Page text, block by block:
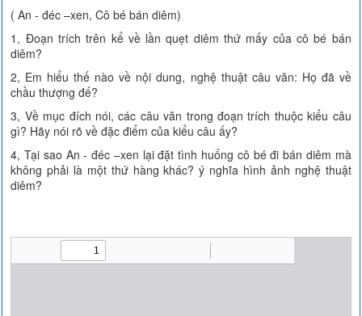
( An - đéc –xen, Cô bé bán diêm)
1, Đoạn trích trên kể về lần quẹt diêm thứ mấy của cô bé bán
diêm?
2, Em hiểu thế nào về nội dung, nghệ thuật câu văn: Họ đã về
chầu thượng đế?
3, Về mục đích nói, các câu văn trong đoạn trích thuộc kiểu câu
gì? Hãy nói rõ về đặc điểm của kiểu câu ấy?
4, Tại sao An - đéc –xen lại đặt tình huống cô bé đi bán diêm mà
không phải là một thứ hàng khác? ý nghĩa hình ảnh nghệ thuật
diêm?